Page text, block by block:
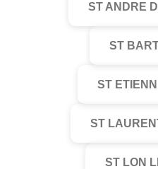
ST ANDRE
ST
ST
ST
ST LON